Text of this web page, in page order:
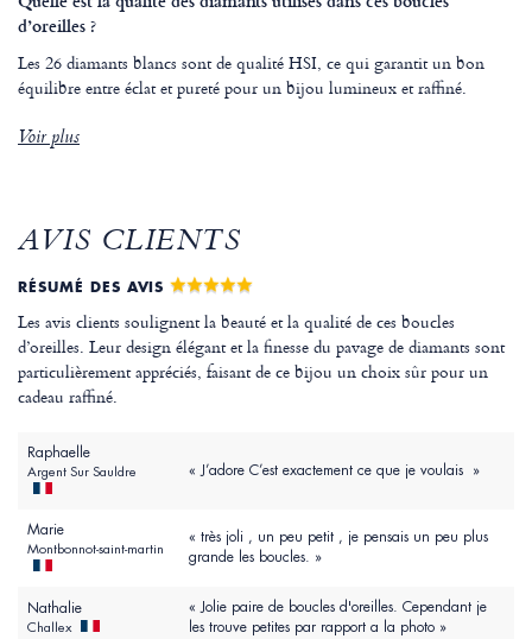
d’oreilles ?
Les 26 diamants blancs sont de qualité HSI, ce qui garantit un bon
équilibre entre éclat et pureté pour un bijou lumineux et raffiné.
Voir plus
AVIS CLIENTS
RÉSUMÉ DES AVIS
Les avis clients soulignent la beauté et la qualité de ces boucles
d’oreilles. Leur design élégant et la finesse du pavage de diamants sont
particulièrement appréciés, faisant de ce bijou un choix sûr pour un
cadeau raffiné.
Raphaelle
Argent Sur Sauldre « J’adore C’est exactement ce que je voulais »
Marie
Montbonnot-saint-martin
« très joli , un peu petit , je pensais un peu plus
grande les boucles. »
Nathalie
Challex
« Jolie paire de boucles d'oreilles. Cependant je
les trouve petites par rapport a la photo »